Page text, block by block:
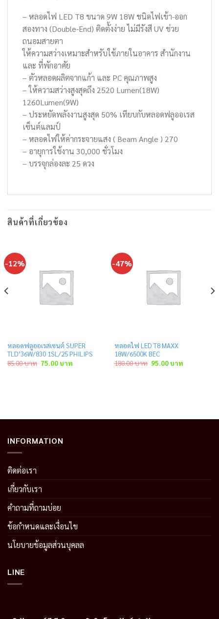
– หลอดไฟ LED T8 ขนาด 9W 18W ชนิดไฟเข้า-ออก
สองทาง (Double-End) ติดตั้งง่าย ไม่มีรังสี UV ช่วย
ถนอมสายตา
ให้ความสว่างเหมาะสำหรับใช้ภายในอาคาร สำนักงาน
และ ที่พักอาศัย
– ตัวหลอดผลิตจากแก้า และ PC คุณภาพสูง
– ให้ความสว่างสูงสุดถึง 2520 Lumen(18W)
1260Lumen(9W)
– ประหยัดพลังงานสูงสุด 50% เทียบกับหลอดฟลูออเรส
เซ็นต์แลมป์
– หลอดไฟให้ค่ากระจายแสง ( Beam Angle ) 270
– อายุการใช้งาน 30,000 ชั่วโมง
– บรรจุกล่องละ 25 ดวง
สินค้าที่เกี่ยวข้อง
-12%
หลอดฟลูออเรสเซนต์ SUPER
TLD’36W/830 1SL/25 PHILIPS
85.00บาท Original
price
75.00บาทCurrent
price
-47%
หลอดไฟ LED T8 MAXX
18W/6500K BEC
180.00บาท Original
price
95.00บาทCurrent
price
INFORMATION
ติดต่อเรา
เกี่ยวกับเรา
คำถามที่ถามบ่อย
ข้อกำหนดและเงื่อนไข
นโยบายข้อมูลส่วนบุคลล
LINE